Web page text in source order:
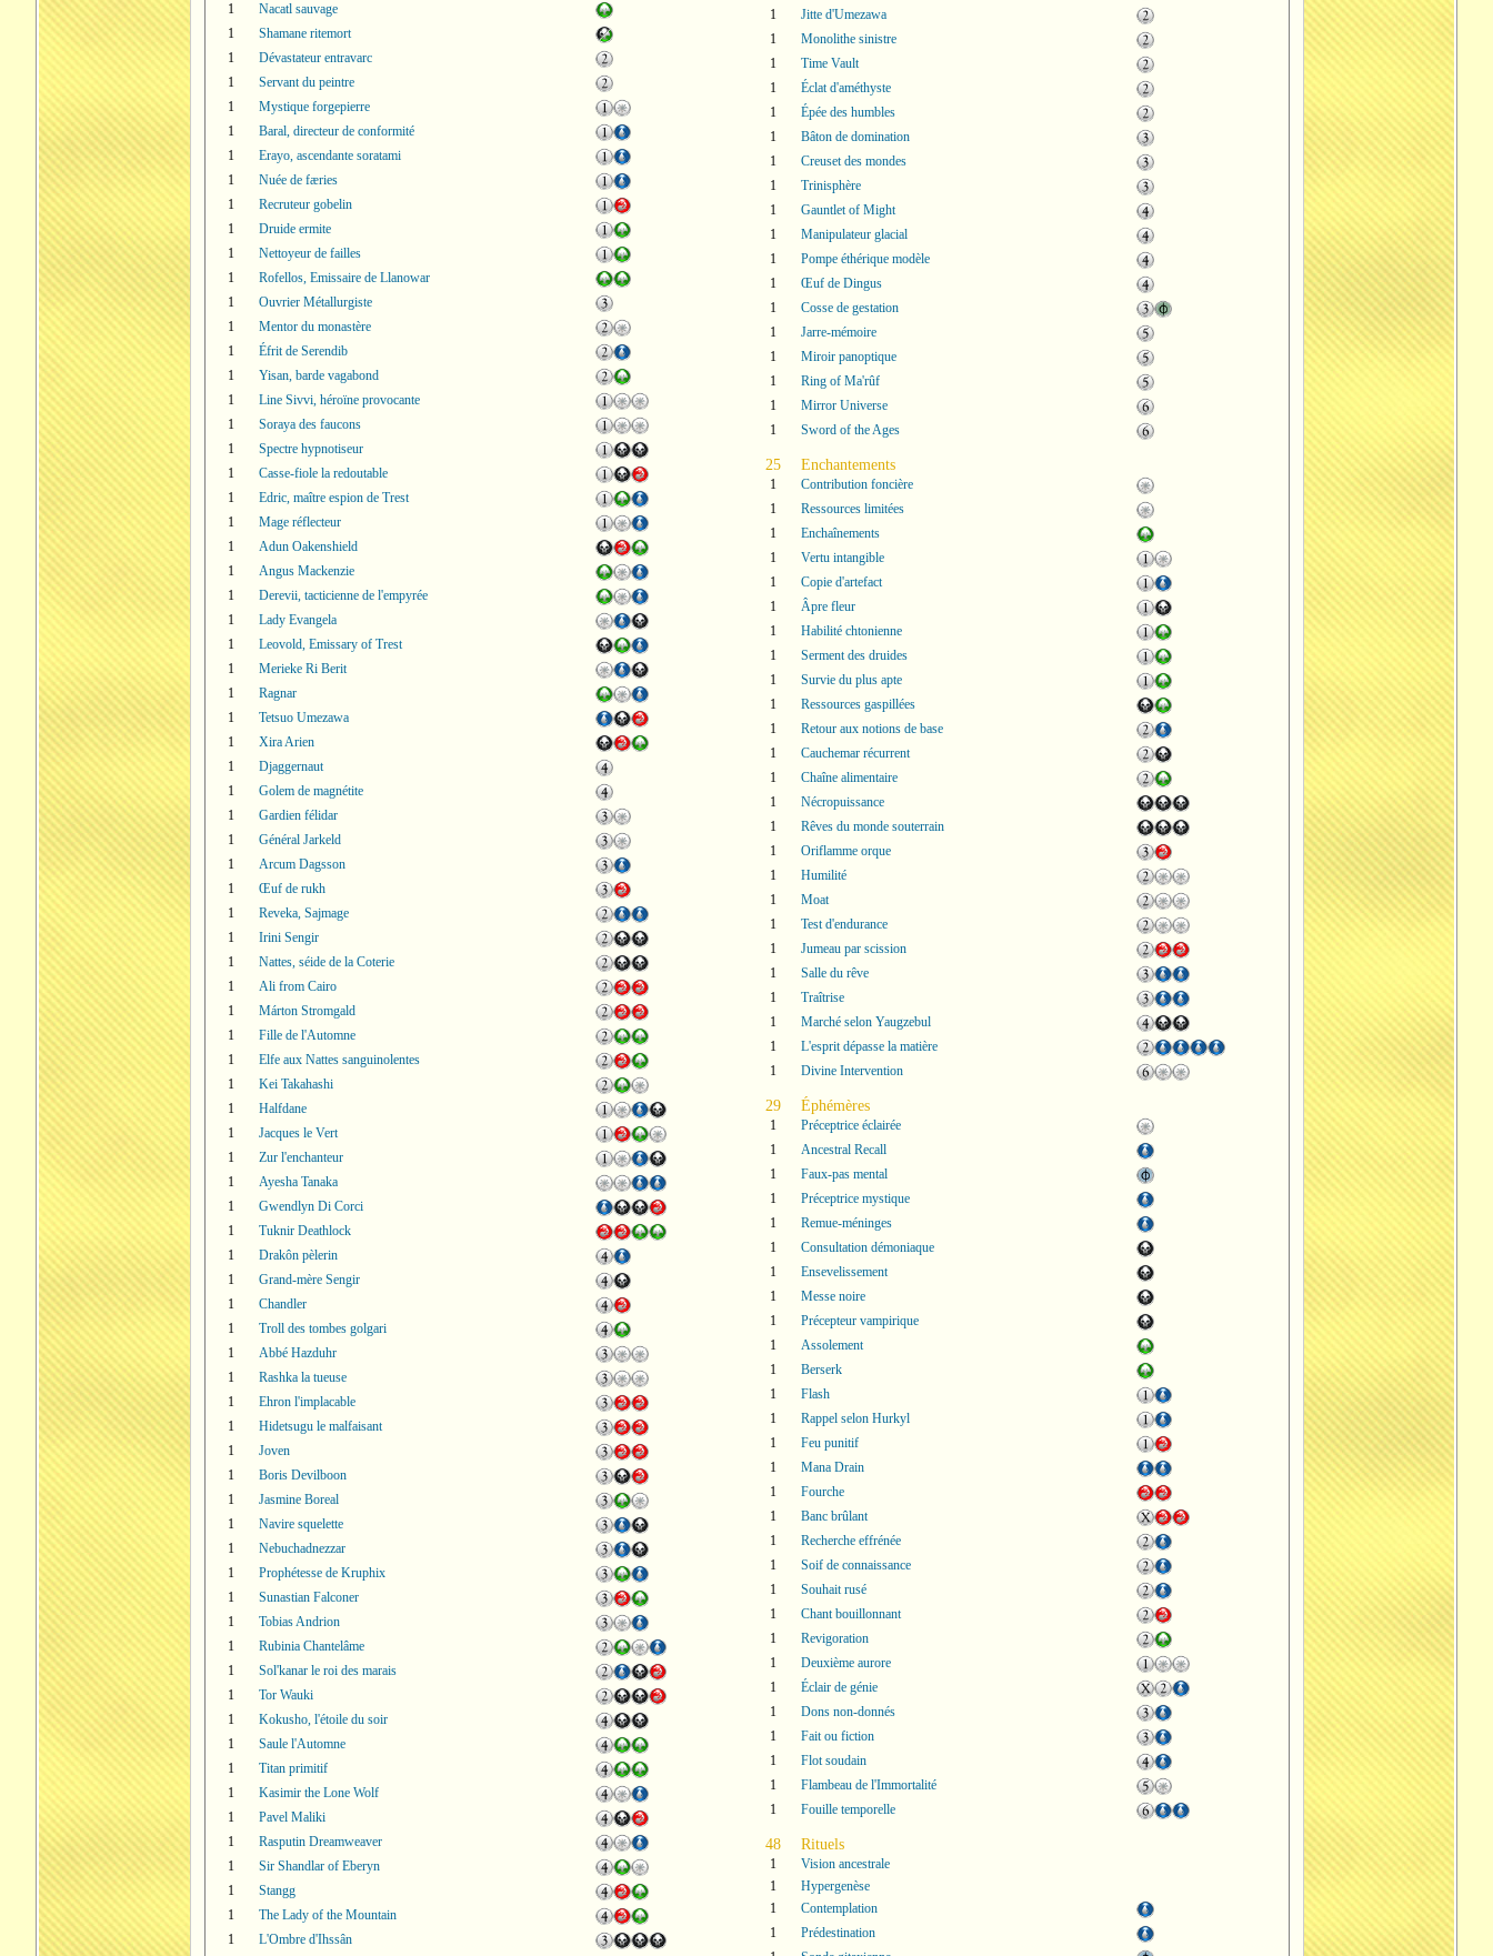
1
Nacatl sauvage
1
Shamane ritemort
1
Dévastateur entravarc
1
Servant du peintre
1
Mystique forgepierre
1
Baral, directeur de conformité
1
Erayo, ascendante soratami
1
Nuée de færies
1
Recruteur gobelin
1
Druide ermite
1
Nettoyeur de failles
1
Rofellos, Emissaire de Llanowar
1
Ouvrier Métallurgiste
1
Mentor du monastère
1
Éfrit de Serendib
1
Yisan, barde vagabond
1
Line Sivvi, héroïne provocante
1
Soraya des faucons
1
Spectre hypnotiseur
1
Casse-fiole la redoutable
1
Edric, maître espion de Trest
1
Mage réflecteur
1
Adun Oakenshield
1
Angus Mackenzie
1
Derevii, tacticienne de l'empyrée
1
Lady Evangela
1
Leovold, Emissary of Trest
1
Merieke Ri Berit
1
Ragnar
1
Tetsuo Umezawa
1
Xira Arien
1
Djaggernaut
1
Golem de magnétite
1
Gardien félidar
1
Général Jarkeld
1
Arcum Dagsson
1
Œuf de rukh
1
Reveka, Sajmage
1
Irini Sengir
1
Nattes, séide de la Coterie
1
Ali from Cairo
1
Márton Stromgald
1
Fille de l'Automne
1
Elfe aux Nattes sanguinolentes
1
Kei Takahashi
1
Halfdane
1
Jacques le Vert
1
Zur l'enchanteur
1
Ayesha Tanaka
1
Gwendlyn Di Corci
1
Tuknir Deathlock
1
Drakôn pèlerin
1
Grand-mère Sengir
1
Chandler
1
Troll des tombes golgari
1
Abbé Hazduhr
1
Rashka la tueuse
1
Ehron l'implacable
1
Hidetsugu le malfaisant
1
Joven
1
Boris Devilboon
1
Jasmine Boreal
1
Navire squelette
1
Nebuchadnezzar
1
Prophétesse de Kruphix
1
Sunastian Falconer
1
Tobias Andrion
1
Rubinia Chantelâme
1
Sol'kanar le roi des marais
1
Tor Wauki
1
Kokusho, l'étoile du soir
1
Saule l'Automne
1
Titan primitif
1
Kasimir the Lone Wolf
1
Pavel Maliki
1
Rasputin Dreamweaver
1
Sir Shandlar of Eberyn
1
Stangg
1
The Lady of the Mountain
1
L'Ombre d'Ihssân
1
Jitte d'Umezawa
1
Monolithe sinistre
1
Time Vault
1
Éclat d'améthyste
1
Épée des humbles
1
Bâton de domination
1
Creuset des mondes
1
Trinisphère
1
Gauntlet of Might
1
Manipulateur glacial
1
Pompe éthérique modèle
1
Œuf de Dingus
1
Cosse de gestation
1
Jarre-mémoire
1
Miroir panoptique
1
Ring of Ma'rûf
1
Mirror Universe
1
Sword of the Ages
25 Enchantements
1
Contribution foncière
1
Ressources limitées
1
Enchaînements
1
Vertu intangible
1
Copie d'artefact
1
Âpre fleur
1
Habilité chtonienne
1
Serment des druides
1
Survie du plus apte
1
Ressources gaspillées
1
Retour aux notions de base
1
Cauchemar récurrent
1
Chaîne alimentaire
1
Nécropuissance
1
Rêves du monde souterrain
1
Oriflamme orque
1
Humilité
1
Moat
1
Test d'endurance
1
Jumeau par scission
1
Salle du rêve
1
Traîtrise
1
Marché selon Yaugzebul
1
L'esprit dépasse la matière
1
Divine Intervention
29 Éphémères
1
Préceptrice éclairée
1
Ancestral Recall
1
Faux-pas mental
1
Préceptrice mystique
1
Remue-méninges
1
Consultation démoniaque
1
Ensevelissement
1
Messe noire
1
Précepteur vampirique
1
Assolement
1
Berserk
1
Flash
1
Rappel selon Hurkyl
1
Feu punitif
1
Mana Drain
1
Fourche
1
Banc brûlant
1
Recherche effrénée
1
Soif de connaissance
1
Souhait rusé
1
Chant bouillonnant
1
Revigoration
1
Deuxième aurore
1
Éclair de génie
1
Dons non-donnés
1
Fait ou fiction
1
Flot soudain
1
Flambeau de l'Immortalité
1
Fouille temporelle
48 Rituels
1
Vision ancestrale
1
Hypergenèse
1
Contemplation
1
Prédestination